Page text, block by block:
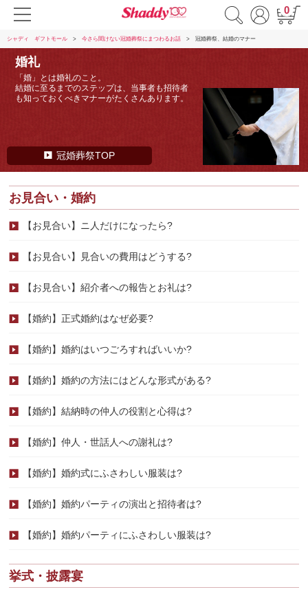
0
シャディ ギフトモール 今さら聞けない冠婚葬祭にまつわるお話 冠婚葬祭、結婚のマナー
婚礼
「婚」とは婚礼のこと。
結婚に至るまでのステップは、当事者も招待者
も知っておくべきマナーがたくさんあります。
冠婚葬祭TOP
お見合い・婚約
【お見合い】ニ人だけになったら?
【お見合い】見合いの費用はどうする?
【お見合い】紹介者への報告とお礼は?
【婚約】正式婚約はなぜ必要?
【婚約】婚約はいつごろすればいいか?
【婚約】婚約の方法にはどんな形式がある?
【婚約】結納時の仲人の役割と心得は?
【婚約】仲人・世話人への謝礼は?
【婚約】婚約式にふさわしい服装は?
【婚約】婚約パーティの演出と招待者は?
【婚約】婚約パーティにふさわしい服装は?
挙式・披露宴